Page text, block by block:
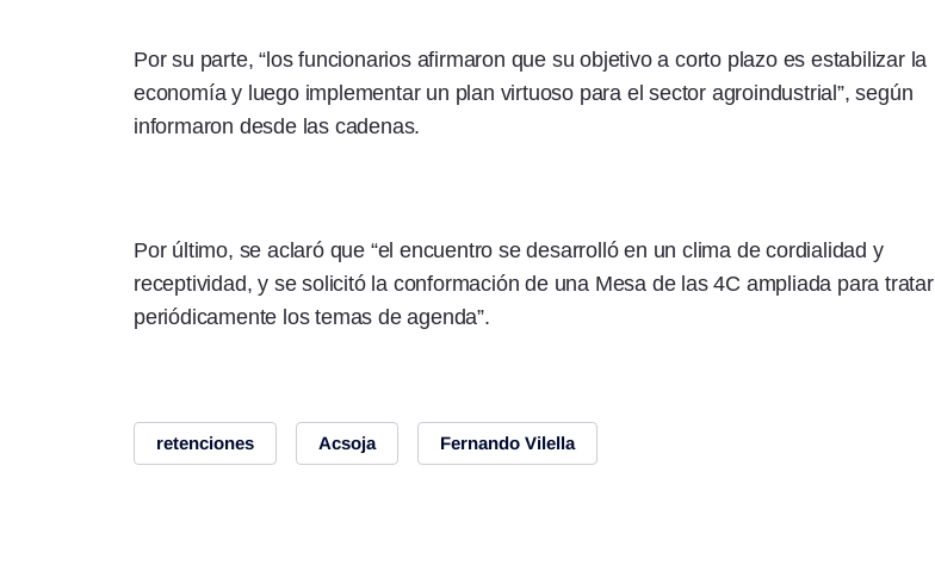
Por su parte, “los funcionarios afirmaron que su objetivo a corto plazo es estabilizar la
economía y luego implementar un plan virtuoso para el sector agroindustrial”, según
informaron desde las cadenas.
Por último, se aclaró que “el encuentro se desarrolló en un clima de cordialidad y
receptividad, y se solicitó la conformación de una Mesa de las 4C ampliada para tratar
periódicamente los temas de agenda”.
retenciones Acsoja Fernando Vilella